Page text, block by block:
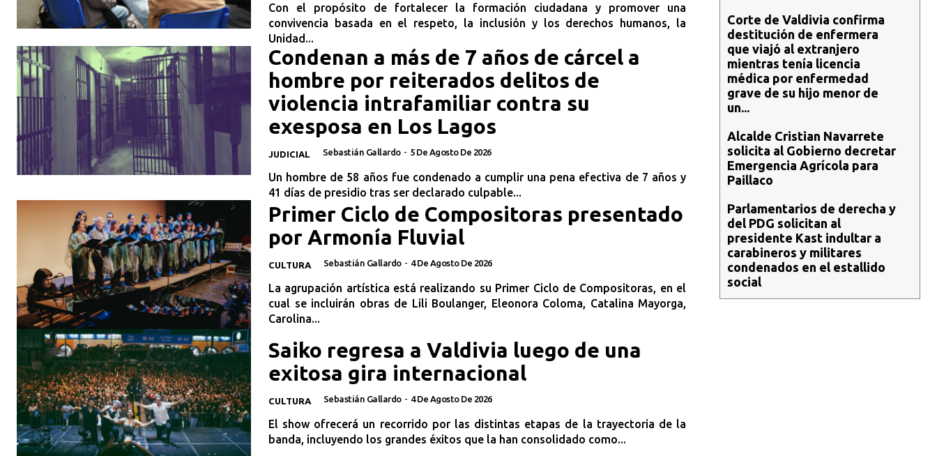
Con el propósito de fortalecer la formación ciudadana y promover una
convivencia basada en el respeto, la inclusión y los derechos humanos, la
Unidad...
Condenan a más de 7 años de cárcel a
hombre por reiterados delitos de
violencia intrafamiliar contra su
exesposa en Los Lagos
JUDICIAL Sebastián Gallardo - 5 De Agosto De 2026
Un hombre de 58 años fue condenado a cumplir una pena efectiva de 7 años y
41 días de presidio tras ser declarado culpable...
Primer Ciclo de Compositoras presentado
por Armonía Fluvial
CULTURA Sebastián Gallardo - 4 De Agosto De 2026
La agrupación artística está realizando su Primer Ciclo de Compositoras, en el
cual se incluirán obras de Lili Boulanger, Eleonora Coloma, Catalina Mayorga,
Carolina...
Saiko regresa a Valdivia luego de una
exitosa gira internacional
CULTURA Sebastián Gallardo - 4 De Agosto De 2026
El show ofrecerá un recorrido por las distintas etapas de la trayectoria de la
banda, incluyendo los grandes éxitos que la han consolidado como...
Corte de Valdivia confirma
destitución de enfermera
que viajó al extranjero
mientras tenía licencia
médica por enfermedad
grave de su hijo menor de
un...
Alcalde Cristian Navarrete
solicita al Gobierno decretar
Emergencia Agrícola para
Paillaco
Parlamentarios de derecha y
del PDG solicitan al
presidente Kast indultar a
carabineros y militares
condenados en el estallido
social